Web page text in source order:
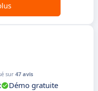
sur 47 avis
Démo gratuite